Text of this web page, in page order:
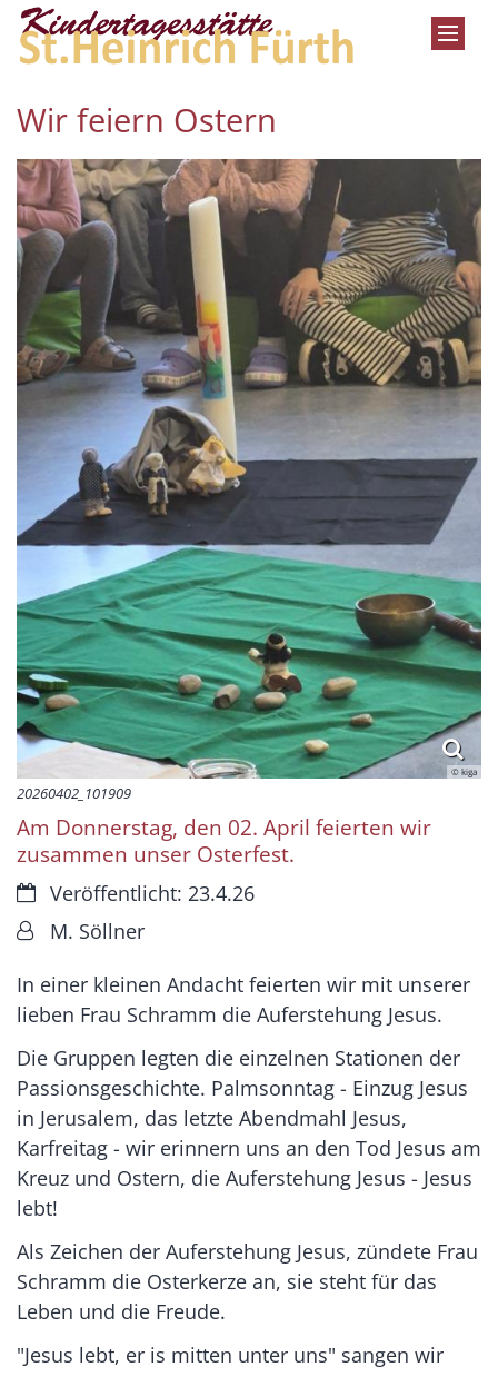
Zum Inhalt springen
Wir feiern Ostern
© kiga
20260402_101909
Am Donnerstag, den 02. April feierten wir
zusammen unser Osterfest.
Datum:Veröffentlicht: 23.4.26
Von:M. Söllner
In einer kleinen Andacht feierten wir mit unserer
lieben Frau Schramm die Auferstehung Jesus.
Die Gruppen legten die einzelnen Stationen der
Passionsgeschichte. Palmsonntag - Einzug Jesus
in Jerusalem, das letzte Abendmahl Jesus,
Karfreitag - wir erinnern uns an den Tod Jesus am
Kreuz und Ostern, die Auferstehung Jesus - Jesus
lebt!
Als Zeichen der Auferstehung Jesus, zündete Frau
Schramm die Osterkerze an, sie steht für das
Leben und die Freude.
"Jesus lebt, er is mitten unter uns" sangen wir